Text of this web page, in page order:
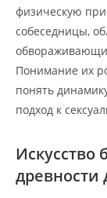
физическую
собеседницы,
Понимание их
понять
подход к
Искусство
древности